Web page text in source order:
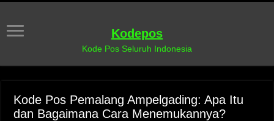
Kodepos
Kode Pos Seluruh Indonesia
Kode Pos Pemalang Ampelgading: Apa Itu
dan Bagaimana Cara Menemukannya?